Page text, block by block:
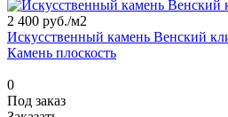
2 400 руб./м2
Искусственный камень Венский
Камень плоскость
0
Под заказ